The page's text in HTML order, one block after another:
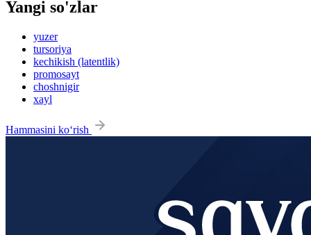
Yangi so'zlar
yuzer
tursoriya
kechikish (latentlik)
promosayt
choshnigir
xayl
Hammasini ko‘rish